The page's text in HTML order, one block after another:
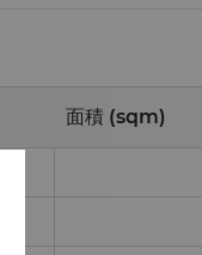
面積 (sqm)